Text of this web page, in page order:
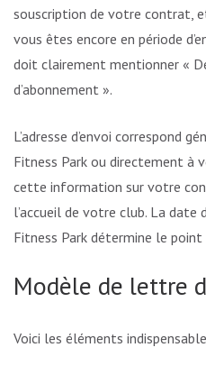
souscription de votre contrat,
vous êtes encore en période
doit clairement mentionner «
d’abonnement ».
L’adresse d’envoi correspond
Fitness Park ou directement à
cette information sur votre
l’accueil de votre club. La date
Fitness Park détermine le point
Modèle de lettre
Voici les éléments